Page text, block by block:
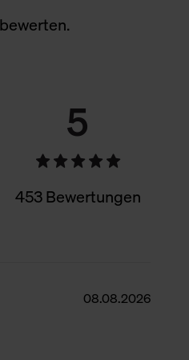
5
453 Bewertungen
08.08.2026